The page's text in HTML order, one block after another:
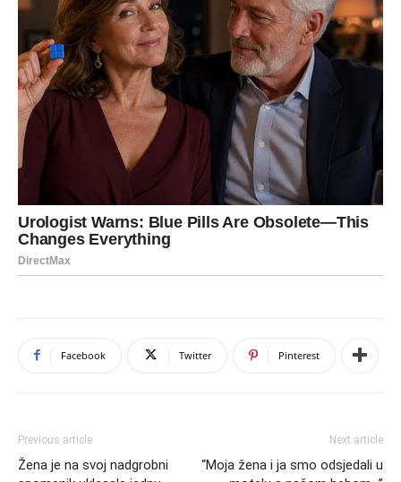
Facebook Twitter Pinterest
Previous article
Žena je na svoj nadgrobni
Next article
“Moja žena i ja smo odsjedali u